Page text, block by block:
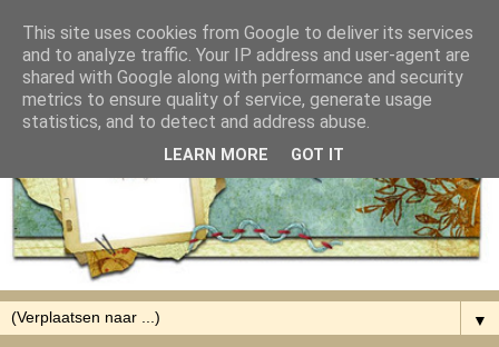
▼
This site uses cookies from Google to deliver its services
and to analyze traffic. Your IP address and user-agent are
shared with Google along with performance and security
metrics to ensure quality of service, generate usage
statistics, and to detect and address abuse.
LEARN MORE GOT IT